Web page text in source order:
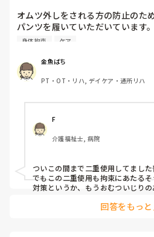
オムツ外しをされる方の防止のた
パンツを履いていただいています
にあたるので書面にて家族に了承
2倍（一枚ずつ自己負担）になりま
これは、どこでも当たり前なので
した。皆様のところでのオムツ外
身体拘束 ケア
金魚ばち
PT・OT・リハ, デイケア・通所リハ
F
介護福祉士, 病院
ついこの間まで二重使用してました
でもこの二重使用も拘束にあたる
対策というか、もうおむついじり
回答をもっと